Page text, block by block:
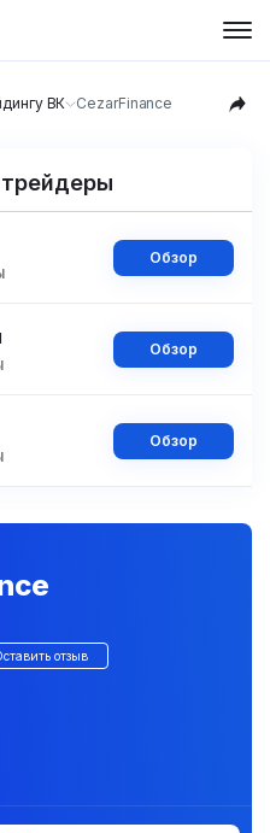
ВК CezarFinance
Обзор
Обзор
Обзор
отзыв